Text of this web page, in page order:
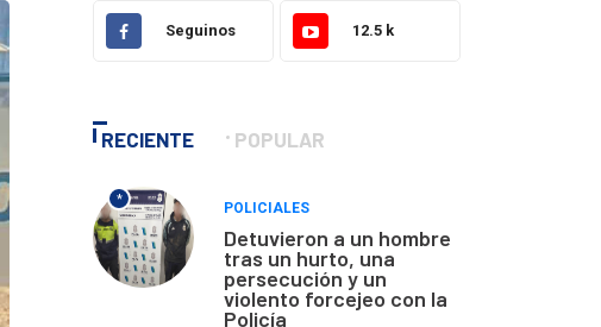
Seguinos 12.5 k
RECIENTE POPULAR
*
POLICIALES
Detuvieron a un hombre
tras un hurto, una
persecución y un
violento forcejeo con la
Policía